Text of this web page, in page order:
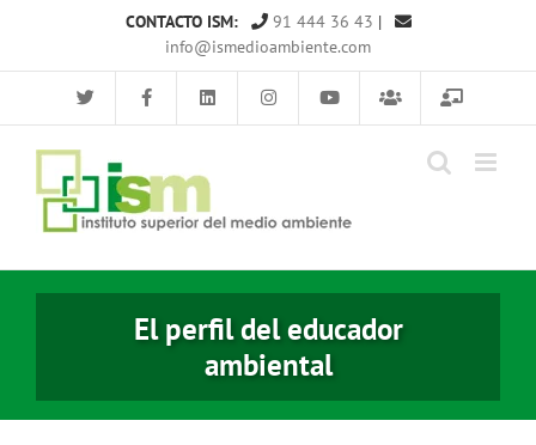
CONTACTO ISM: 91 444 36 43 |
info@ismedioambiente.com
El perfil del educador
ambiental